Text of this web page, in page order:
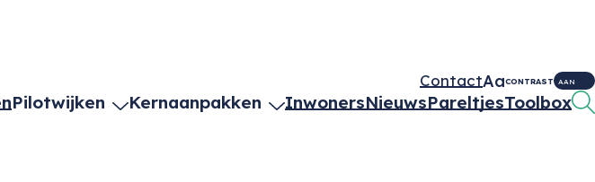
ContactAaCONTRAST AAN
Pilotwijken Kernaanpakken InwonersNieuwsPareltjesToolbox